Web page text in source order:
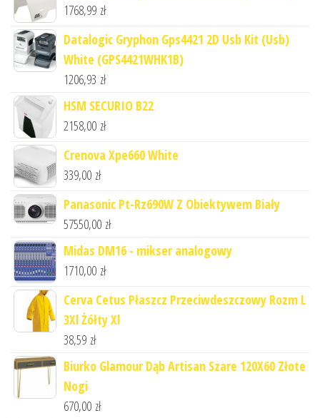
1768,99 zł
Datalogic Gryphon Gps4421 2D Usb Kit (Usb)
White (GPS4421WHK1B)
1206,93 zł
HSM SECURIO B22
2158,00 zł
Crenova Xpe660 White
339,00 zł
Panasonic Pt-Rz690W Z Obiektywem Biały
57550,00 zł
Midas DM16 - mikser analogowy
1710,00 zł
Cerva Cetus Płaszcz Przeciwdeszczowy Rozm L
3Xl Żółty Xl
38,59 zł
Biurko Glamour Dąb Artisan Szare 120X60 Złote
Nogi
670,00 zł